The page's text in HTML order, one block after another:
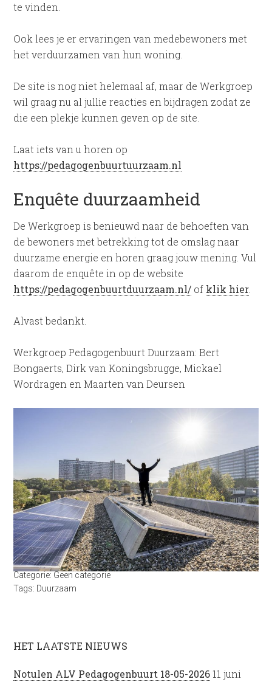
te vinden.
Ook lees je er ervaringen van medebewoners met
het verduurzamen van hun woning.
De site is nog niet helemaal af, maar de Werkgroep
wil graag nu al jullie reacties en bijdragen zodat ze
die een plekje kunnen geven op de site.
Laat iets van u horen op
https://pedagogenbuurtuurzaam.nl
Enquête duurzaamheid
De Werkgroep is benieuwd naar de behoeften van
de bewoners met betrekking tot de omslag naar
duurzame energie en horen graag jouw mening. Vul
daarom de enquête in op de website
https://pedagogenbuurtduurzaam.nl/ of klik hier
Alvast bedankt.
Werkgroep Pedagogenbuurt Duurzaam: Bert
Bongaerts, Dirk van Koningsbrugge, Mickael
Wordragen en Maarten van Deursen
Categorie: Geen categorie
Tags: Duurzaam
HET LAATSTE NIEUWS
Notulen ALV Pedagogenbuurt 18-05-2026 11 juni